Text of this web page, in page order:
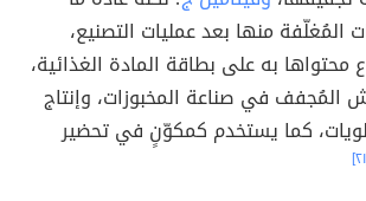
المُغلّفة منها بعد عمليات التصنيع،
به على بطاقة المادة الغذائية،
في صناعة المخبوزات، وإنتاج
كما يستخدم كمكوّنٍ في تحضير